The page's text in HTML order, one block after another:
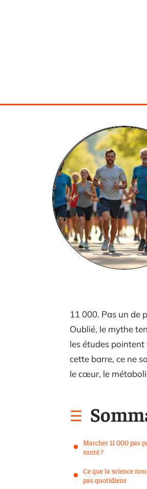
11 000. Pas un de
Oublié, le mythe
les études
cette barre, ce ne
le cœur, le
Marcher 11 000 pas
santé ?
Ce que la science
pas quotidiens